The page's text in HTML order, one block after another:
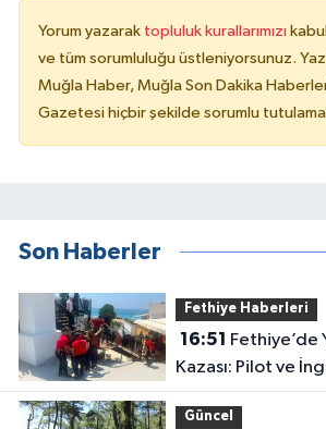
Yorum yazarak topluluk kurallarımızı
ve tüm sorumluluğu üstleniyorsunuz.
Muğla Haber, Muğla Son Dakika
Gazetesi hiçbir şekilde sorumlu
Son Haberler
Fethiye Haberleri
16:51
Kazası: Pilot ve
Yaralandı
Güncel